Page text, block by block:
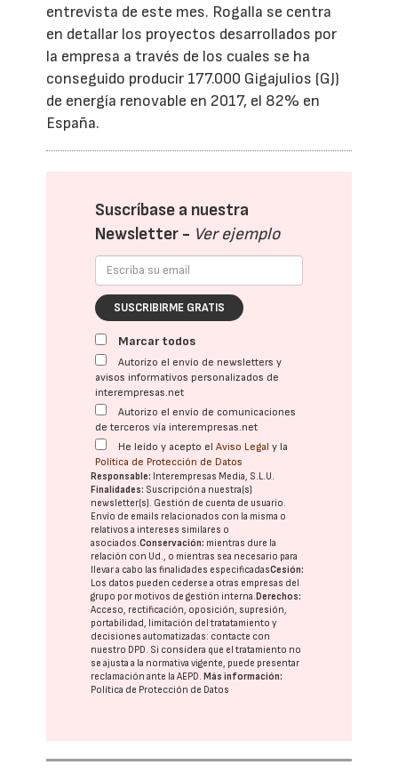
entrevista de este mes. Rogalla se centra
en detallar los proyectos desarrollados por
la empresa a través de los cuales se ha
conseguido producir 177.000 Gigajulios (GJ)
de energía renovable en 2017, el 82% en
España.
Suscríbase a nuestra
Newsletter - Ver ejemplo
SUSCRIBIRME GRATIS
Marcar todos
Autorizo el envío de newsletters y
avisos informativos personalizados de
interempresas.net
Autorizo el envío de comunicaciones
de terceros vía interempresas.net
He leído y acepto elAviso Legal y la
Política de Protección de Datos
Responsable: Interempresas Media, S.L.U.
Finalidades: Suscripción a nuestra(s)
newsletter(s). Gestión de cuenta de usuario.
Envío de emails relacionados con la misma o
relativos a intereses similares o
asociados.Conservación: mientras dure la
relación con Ud., o mientras sea necesario para
llevar a cabo las finalidades especificadasCesión:
Los datos pueden cederse a otras empresas del
grupo por motivos de gestión interna.Derechos:
Acceso, rectificación, oposición, supresión,
portabilidad, limitación del tratatamiento y
decisiones automatizadas: contacte con
nuestro DPD. Si considera que el tratamiento no
se ajusta a la normativa vigente, puede presentar
reclamación ante laAEPD.Más información:
Política de Protección de Datos